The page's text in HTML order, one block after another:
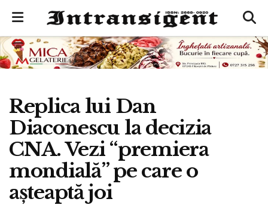
Replica lui Dan
Diaconescu la decizia
CNA. Vezi “premiera
mondială” pe care o
aşteaptă joi